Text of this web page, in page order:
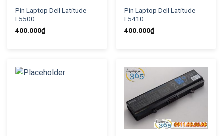
Pin Laptop Dell Latitude
E5500
400.000₫
Pin Laptop Dell Latitude
E5410
400.000₫